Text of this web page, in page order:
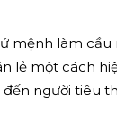
mệnh làm cầu
lẻ một cách
người tiêu